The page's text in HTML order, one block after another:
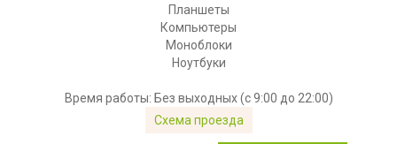
Планшеты
Компьютеры
Моноблоки
Ноутбуки
Время работы: Без выходных (с 9:00 до 22:00)
Схема проезда